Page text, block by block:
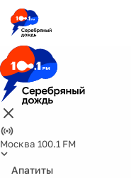
Москва 100.1 FM
Апатиты